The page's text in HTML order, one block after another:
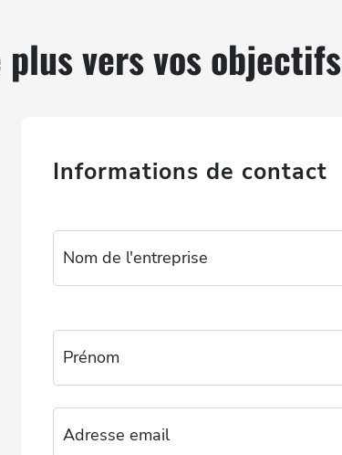
vers vos objectifs
Informations de contact